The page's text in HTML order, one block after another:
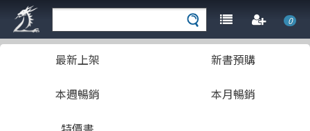
0
最新上架 新書預購
本週暢銷 本月暢銷